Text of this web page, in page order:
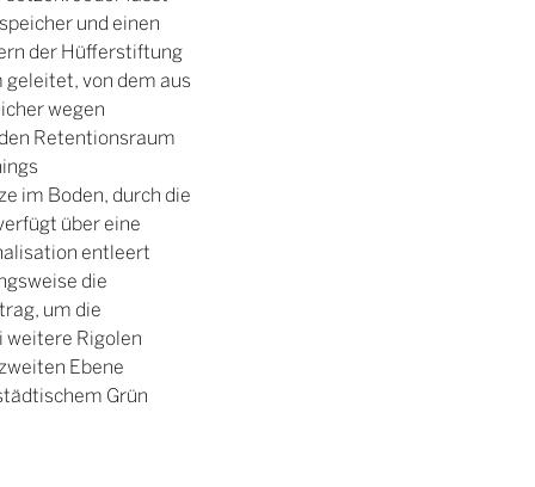
und einen
der Hüfferstiftung
geleitet, von dem aus
wegen
Retentionsraum
im Boden, durch die
über eine
entleert
die
um die
weitere Rigolen
Ebene
Grün